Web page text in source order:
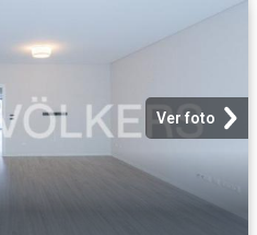
Ver foto